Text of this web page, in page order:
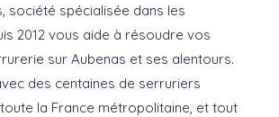
société spécialisée dans les
2012 vous aide à résoudre vos
sur Aubenas et ses alentours.
des centaines de serruriers
la France métropolitaine, et tout